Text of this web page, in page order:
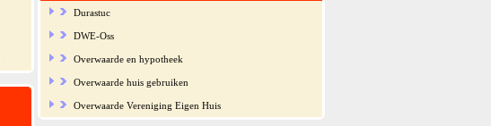
Durastuc
DWE-Oss
Overwaarde en hypotheek
Overwaarde huis gebruiken
Overwaarde Vereniging Eigen Huis